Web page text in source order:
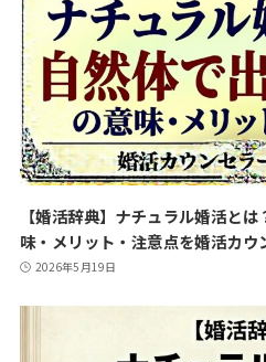
【婚活辞典】ナチュラル婚活と
味・メリット・注意点を婚活カウ
2026年5月19日